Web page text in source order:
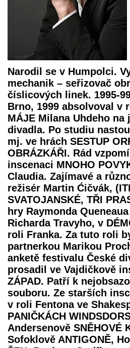
Narodil se v Humpolci.
mechanik – seřizovač
číslicových linek. 1995-
Brno, 1999 absolvoval v
MÁJE Milana Uhdeho na
divadla. Po studiu
mj. ve hrách SESTUP
OBRÁZKÁŘI. Rád
inscenaci MNOHO
Claudia. Zajímavé a
režisér Martin Ćičvák,
SVATOJANSKÉ, TŘI
hry Raymonda
Richarda Travyho, v
roli Franka. Za tuto roli
partnerkou Marikou
anketě festivalu České
prosadil ve Vajdičkově
ZÁPAD. Patří k
souboru. Ze starších
v roli Fentona ve
PANIČKÁCH
Andersenově SNĚHOVÉ
Sofoklově ANTIGONĚ,